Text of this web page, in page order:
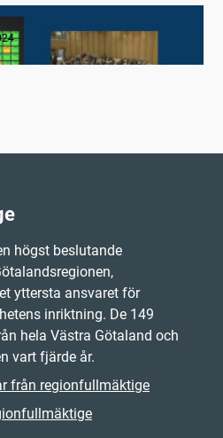
högst beslutande
yttersta ansvaret för
inriktning. De 149
hela Västra Götaland och
vart fjärde år.
från regionfullmäktige